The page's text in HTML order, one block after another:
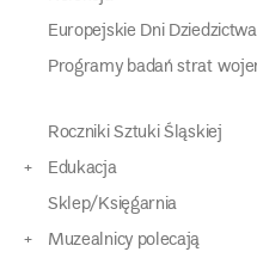
Europejskie Dni Dziedzictwa
Programy badań strat
Roczniki Sztuki Śląskiej
Edukacja
Sklep/Księgarnia
Muzealnicy polecają